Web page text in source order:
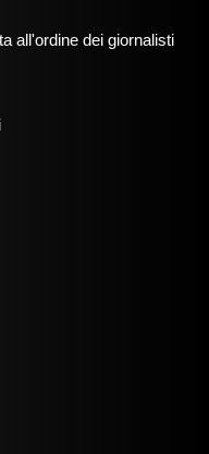
all'ordine dei giornalisti